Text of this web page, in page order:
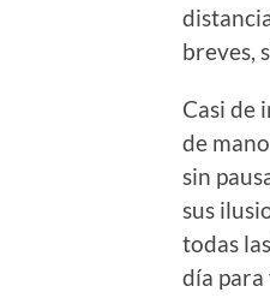
breves,
Casi de
de
sin
sus
todas
día